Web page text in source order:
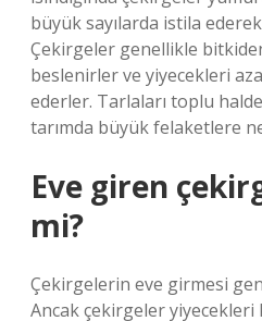
büyük sayılarda istila
Çekirgeler genellikle
beslenirler ve yiyecekleri
ederler. Tarlaları toplu
tarımda büyük felaketlere
Eve giren
mi?
Çekirgelerin eve girmesi
Ancak çekirgeler